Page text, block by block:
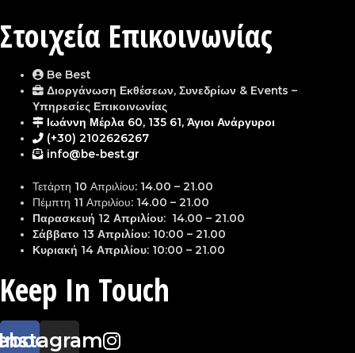
Στοιχεία Επικοινωνίας
Be Best
Διοργάνωση Εκθέσεων, Συνεδρίων & Events –
Υπηρεσίες Επικοινωνίας
Ιωάννη Μέρλα 60, 135 61, Άγιοι Ανάργυροι
(+30) 2102626267
info@be-best.gr
Τετάρτη 10 Απριλίου: 14.00 – 21.00
Πέμπτη 11 Απριλίου: 14.00 – 21.00
Παρασκευή 12 Απριλίου: 14.00 – 21.00
Σάββατο 13 Απριλίου: 10:00 – 21.00
Κυριακή 14 Απριλίου: 10:00 – 21.00
Keep In Touch